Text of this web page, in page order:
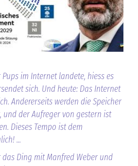
im Internet landete, hiess es
sich. Und heute: Das Internet
Andererseits werden die Speicher
der Aufreger von gestern ist
Dieses Tempo ist dem
...
Ding mit Manfred Weber und